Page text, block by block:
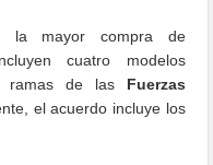
la mayor compra de
cuatro modelos
ramas de las Fuerzas
el acuerdo incluye los